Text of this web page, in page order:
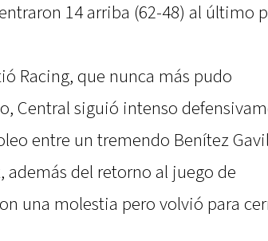
14 arriba (62-48) al último
Racing, que nunca más pudo
Central siguió intenso
entre un tremendo Benítez
además del retorno al juego de
una molestia pero volvió para